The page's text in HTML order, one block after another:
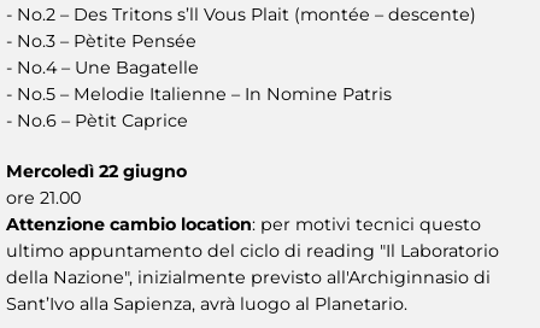
- No.2 – Des Tritons s’ll Vous Plait (montée – descente)
- No.3 – Pètite Pensée
- No.4 – Une Bagatelle
- No.5 – Melodie Italienne – In Nomine Patris
- No.6 – Pètit Caprice
Mercoledì 22 giugno
ore 21.00
Attenzione cambio location: per motivi tecnici questo
ultimo appuntamento del ciclo di reading "Il Laboratorio
della Nazione", inizialmente previsto all'Archiginnasio di
Sant’Ivo alla Sapienza, avrà luogo al Planetario.